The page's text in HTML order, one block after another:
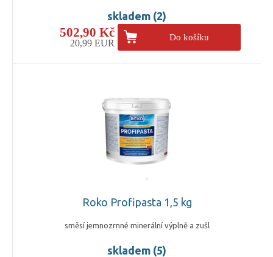
skladem (2)
502,90 Kč
20,99 EUR
Do košíku
Roko Profipasta 1,5 kg
směsí jemnozrnné minerální výplně a zušl
skladem (5)